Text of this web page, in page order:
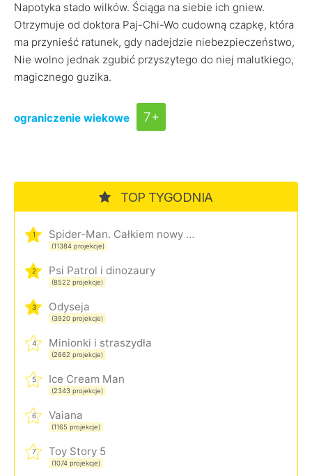
Napotyka stado wilków. Ściąga na siebie ich gniew.
Otrzymuje od doktora Paj-Chi-Wo cudowną czapkę, która
ma przynieść ratunek, gdy nadejdzie niebezpieczeństwo,
Nie wolno jednak zgubić przyszytego do niej malutkiego,
magicznego guzika.
ograniczenie wiekowe 7+
TOP TYGODNIA
1 Spider-Man. Całkiem nowy dzień
(11384 projekcje)
2 Psi Patrol i dinozaury
(8522 projekcje)
3 Odyseja
(3920 projekcje)
4 Minionki i straszydła
(2662 projekcje)
5 Ice Cream Man
(2343 projekcje)
6 Vaiana
(1165 projekcje)
7 Toy Story 5
(1074 projekcje)